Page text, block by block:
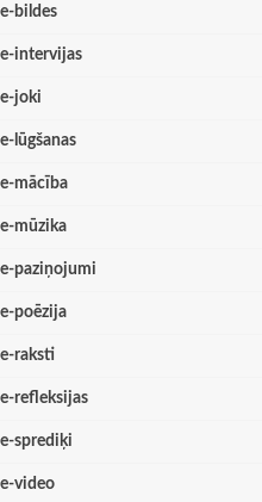
e-bildes
e-intervijas
e-joki
e-lūgšanas
e-mācība
e-mūzika
e-paziņojumi
e-poēzija
e-raksti
e-refleksijas
e-sprediķi
e-video